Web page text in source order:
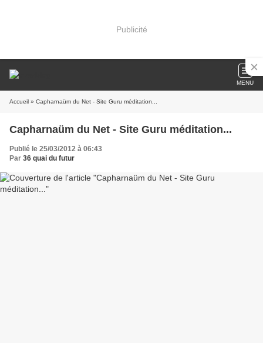
Publicité
MENU
Accueil » Capharnaüm du Net - Site Guru méditation...
Capharnaüm du Net - Site Guru méditation...
Publié le 25/03/2012 à 06:43
Par 36 quai du futur